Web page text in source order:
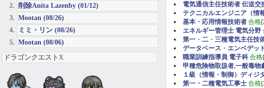
電気通信主任技術者 伝送交
テクニカルエンジニア（情
基本・応用情報技術者 合格
エネルギー管理士 電気分野
第一 ・ 二 ・ 三種電気主任技
データベース ・ エンベデッ
職業訓練指導員 電子科 合格
甲種危険物取扱者,一般毒物
１級（情報・制御）ディジ
第一・二種電気工事士 合格
削除Anita Lazenby (01/12)
Mootan (08/26)
ミミ・リン (08/26)
Mootan (08/06)
ドラゴンクエストX